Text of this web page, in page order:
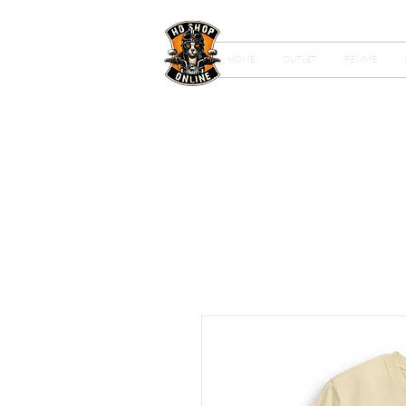
HOME OUTLET FEMME